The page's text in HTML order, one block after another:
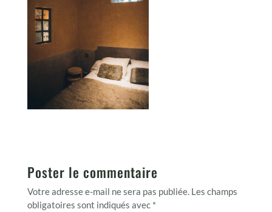
Poster le commentaire
Votre adresse e-mail ne sera pas publiée. Les champs
obligatoires sont indiqués avec *